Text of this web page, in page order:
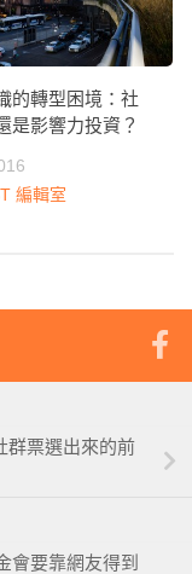
的轉型困境：社
是影響力投資？
編輯室
群票選出來的前
會要靠網友得到